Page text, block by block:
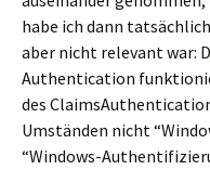
habe ich dann
aber nicht relevant war:
Authentication
des
Umständen nicht
“Windows-